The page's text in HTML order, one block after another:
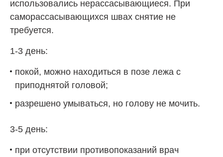
использовались нерассасывающиеся. При
саморассасывающихся швах снятие не
требуется.
1-3 день:
покой, можно находиться в позе лежа с
приподнятой головой;
разрешено умываться, но голову не мочить.
3-5 день:
при отсутствии противопоказаний врач